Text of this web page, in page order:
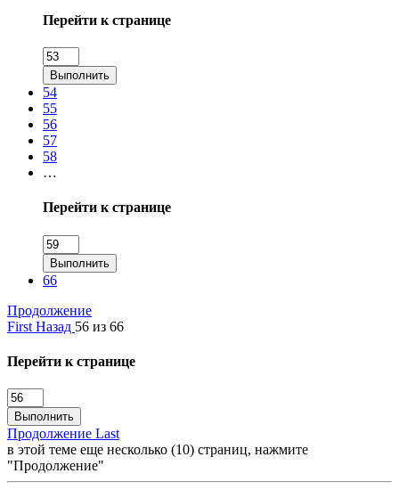
Перейти к странице
Выполнить
54
55
56
57
58
…
Перейти к странице
Выполнить
66
Продолжение
First Назад 56 из 66
Перейти к странице
Выполнить
Продолжение Last
в этой теме еще несколько (10) страниц, нажмите
"Продолжение"